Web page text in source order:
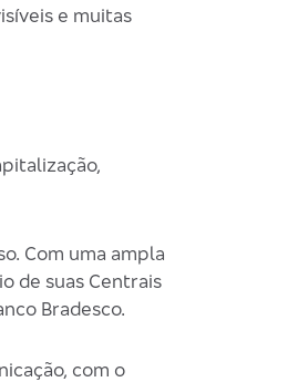
e muitas
Com uma ampla
de suas Centrais
Bradesco.
com o